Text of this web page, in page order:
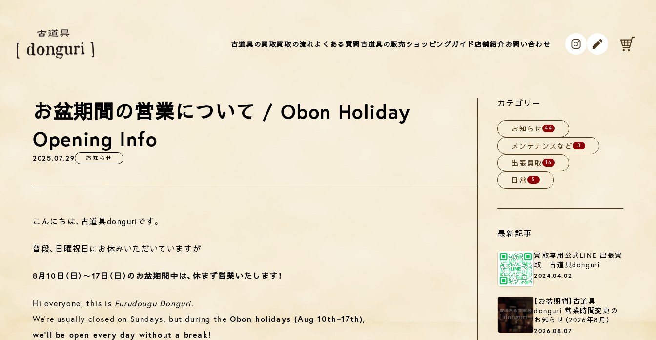
古道具の買取買取の流れよくある質問 古道具の販売ショッピングガイド店舗紹介お問い合わせ instagram
ameblo
お盆期間の営業について / Obon Holiday
Opening Info
2025.07.29 お知らせ
こんにちは、古道具donguriです。
普段、日曜祝日にお休みいただいていますが
8月10日（日）〜17日（日）のお盆期間中は、休まず営業いたします！
Hi everyone, this is Furudougu Donguri.
We’re usually closed on Sundays, but during theObon holidays (Aug 10th–17th)
we’ll be open every day without a break!
カテゴリー
お知らせ 44
メンテナンスなど 3
出張買取 16
日常 5
最新記事
買取専用公式LINE 出張買
取 古道具donguri
2024.04.02
【お盆期間】古道具
donguri 営業時間変更の
お知らせ（2026年8月）
2026.08.07